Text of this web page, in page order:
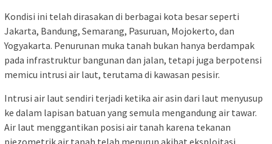
Kondisi ini telah dirasakan di berbagai kota besar seperti
Jakarta, Bandung, Semarang, Pasuruan, Mojokerto, dan
Yogyakarta. Penurunan muka tanah bukan hanya berdampak
pada infrastruktur bangunan dan jalan, tetapi juga berpotensi
memicu intrusi air laut, terutama di kawasan pesisir.
Intrusi air laut sendiri terjadi ketika air asin dari laut menyusup
ke dalam lapisan batuan yang semula mengandung air tawar.
Air laut menggantikan posisi air tanah karena tekanan